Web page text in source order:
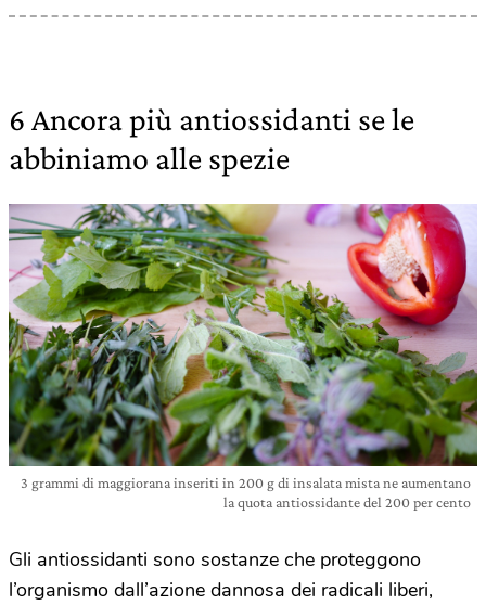
6 Ancora più antiossidanti se le
abbiniamo alle spezie
3 grammi di maggiorana inseriti in 200 g di insalata mista ne aumentano
la quota antiossidante del 200 per cento
Gli antiossidanti sono sostanze che proteggono
l’organismo dall’azione dannosa dei radicali liberi,